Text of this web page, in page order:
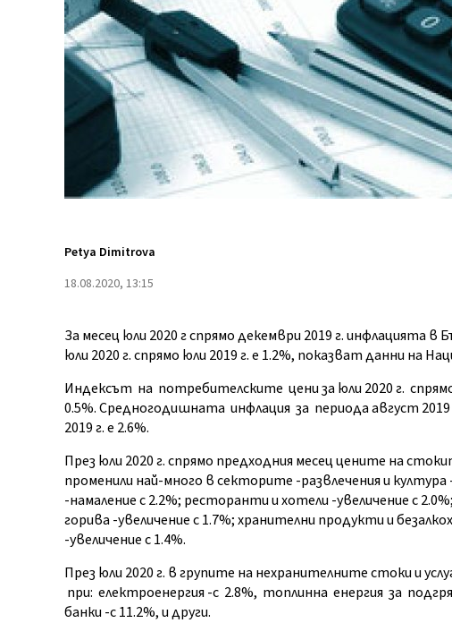
Petya Dimitrova
18.08.2020, 13:15
За месец юли 2020 г спрямо декември 2019 г. инфлацията в
юли 2020 г. спрямо юли 2019 г. е 1.2%, показват данни на
Индексът на потребителските цени за юли 2020 г.
0.5%. Средногодишната инфлация за периода август
2019 г. е 2.6%.
През юли 2020 г. спрямо предходния месец цените на
променили най-много в секторите -развлечения и култура
-намаление с 2.2%; ресторанти и хотели -увеличение с
горива -увеличение с 1.7%; хранителни продукти и
-увеличение с 1.4%.
През юли 2020 г. в групите на нехранителните стоки и
при: електроенергия -с 2.8%, топлинна енергия за
банки -с 11.2%, и други.